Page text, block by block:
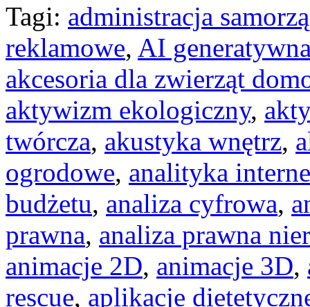
Tagi: administracja
reklamowe, AI
akcesoria dla zwierząt
aktywizm ekologiczny,
twórcza, akustyka wnętrz,
ogrodowe, analityka
budżetu, analiza cyfrowa,
prawna, analiza prawna
animacje 2D, animacje 3D,
rescue, aplikacje